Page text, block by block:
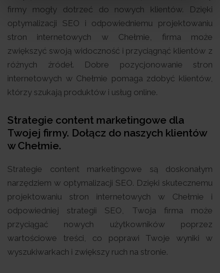
firmy mogły dotrzeć do nowych klientów. Dzięki
optymalizacji SEO i odpowiedniemu projektowaniu
stron internetowych w Chełmie, firma może
zwiększyć swoją widoczność i przyciągnąć klientów z
różnych źródeł. Dobre pozycjonowanie stron
internetowych w Chełmie pomaga zdobyć klientów,
którzy szukają produktów i usług online.
Strategie content marketingowe dla
Twojej firmy. Dołącz do naszych klientów
w Chełmie.
Strategie content marketingowe są doskonałym
narzędziem w optymalizacji SEO. Dzięki skutecznemu
projektowaniu stron internetowych w Chełmie i
odpowiedniej strategii SEO, Twoja firma może
przyciągać nowych użytkowników poprzez
wartościowe treści, co poprawi Twoje wyniki w
wyszukiwarkach i zwiększy ruch na stronie.